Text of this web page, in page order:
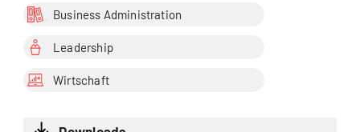
Business Administration
Leadership
Wirtschaft